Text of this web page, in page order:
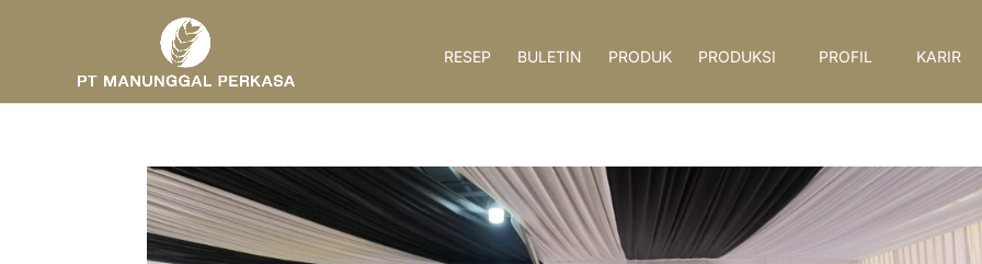
RESEP BULETIN PRODUK PRODUKSI PROFIL KARIR